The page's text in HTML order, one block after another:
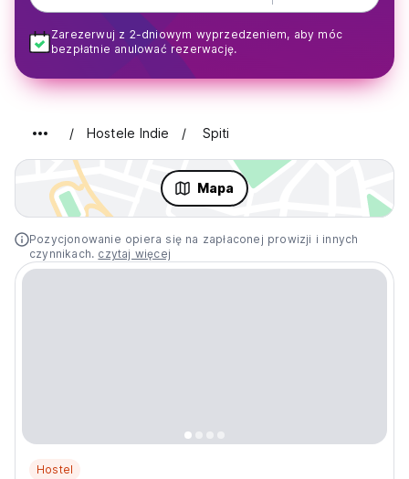
Zarezerwuj z 2-dniowym wyprzedzeniem, aby móc
bezpłatnie anulować rezerwację.
Hostele Indie Spiti
Mapa
Pozycjonowanie opiera się na zapłaconej prowizji i innych
czynnikach. czytaj więcej
Hostel